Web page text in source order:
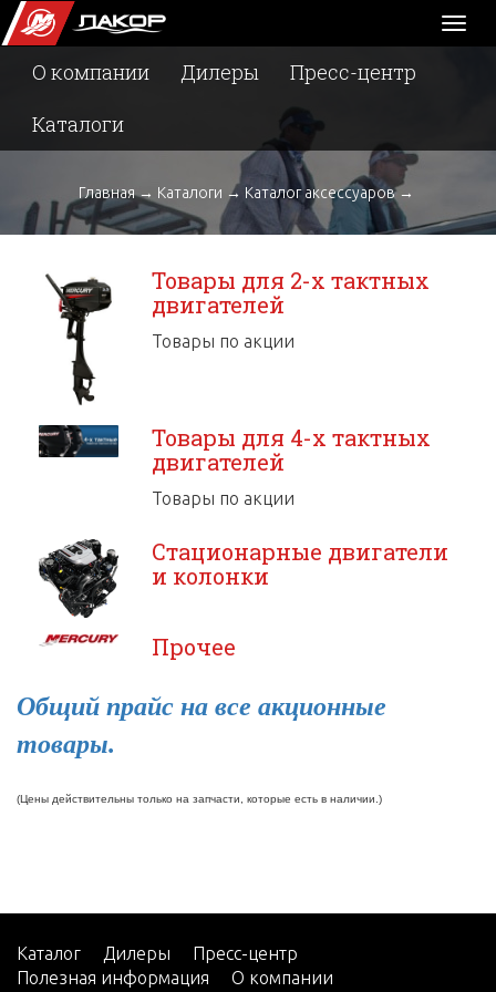
О компании Дилеры
Пресс-центр
Каталоги
Главная→ Каталоги → Каталог аксессуаров→
Товары для 2-х тактных
двигателей
Товары по акции
Товары для 4-х тактных
двигателей
Товары по акции
Стационарные двигатели
и колонки
Прочее
Общий прайс на все акционные
товары.
(Цены действительны только на запчасти, которые есть в наличии.)
Каталог Дилеры
Пресс-центр
Полезная информация
О компании